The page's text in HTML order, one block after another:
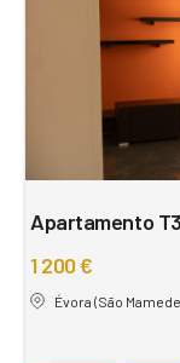
Apartamento T3
1 200 €
Évora (São